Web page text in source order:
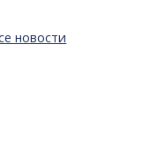
новости